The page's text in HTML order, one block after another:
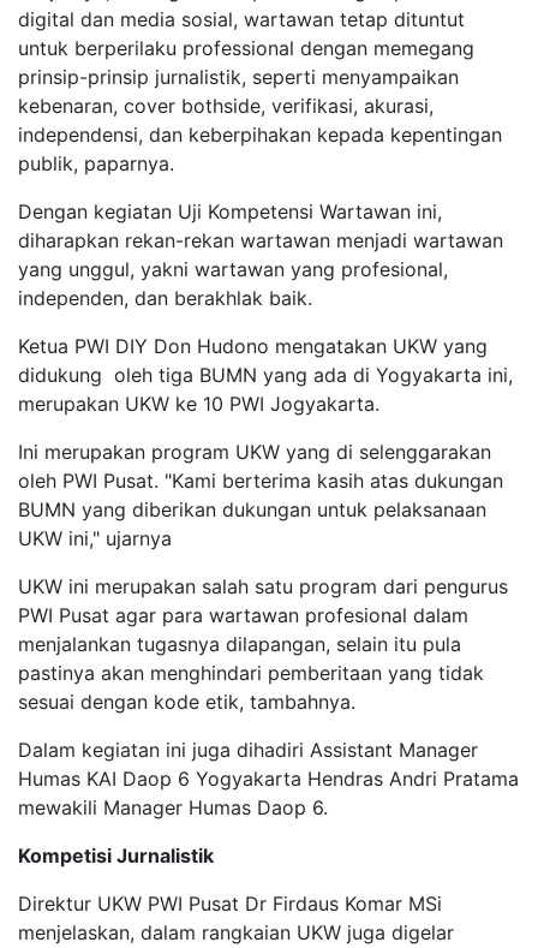
digital dan media sosial, wartawan tetap dituntut
untuk berperilaku professional dengan memegang
prinsip-prinsip jurnalistik, seperti menyampaikan
kebenaran, cover bothside, verifikasi, akurasi,
independensi, dan keberpihakan kepada kepentingan
publik, paparnya.
Dengan kegiatan Uji Kompetensi Wartawan ini,
diharapkan rekan-rekan wartawan menjadi wartawan
yang unggul, yakni wartawan yang profesional,
independen, dan berakhlak baik.
Ketua PWI DIY Don Hudono mengatakan UKW yang
didukung oleh tiga BUMN yang ada di Yogyakarta ini,
merupakan UKW ke 10 PWI Jogyakarta.
Ini merupakan program UKW yang di selenggarakan
oleh PWI Pusat. "Kami berterima kasih atas dukungan
BUMN yang diberikan dukungan untuk pelaksanaan
UKW ini," ujarnya
UKW ini merupakan salah satu program dari pengurus
PWI Pusat agar para wartawan profesional dalam
menjalankan tugasnya dilapangan, selain itu pula
pastinya akan menghindari pemberitaan yang tidak
sesuai dengan kode etik, tambahnya.
Dalam kegiatan ini juga dihadiri Assistant Manager
Humas KAI Daop 6 Yogyakarta Hendras Andri Pratama
mewakili Manager Humas Daop 6.
Kompetisi Jurnalistik
Direktur UKW PWI Pusat Dr Firdaus Komar MSi
menjelaskan, dalam rangkaian UKW juga digelar